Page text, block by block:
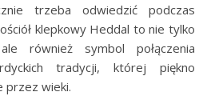
trzeba odwiedzić podczas
klepkowy Heddal to nie tylko
również symbol połączenia
tradycji, której piękno
przez wieki.